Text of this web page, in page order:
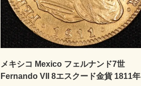
メキシコ Mexico フェルナンド7世
Fernando VII 8エスクード金貨 1811年